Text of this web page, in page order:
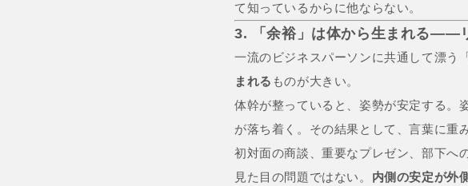
て知っているからに他ならない。
3. 「余裕」は体から生まれる——
一流のビジネスパーソンに共通して漂う
まれる ものが大きい。
体幹が整っていると、姿勢が安定する。
が落ち着く。その結果として、言葉に重
初対面の商談、重要なプレゼン、部下
見た目の問題ではない。 内側の安定が外